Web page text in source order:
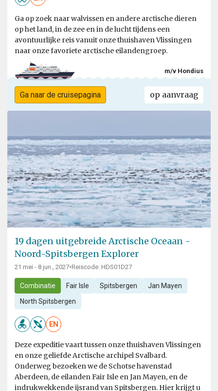
Ga op zoek naar walvissen en andere arctische dieren
op het land, in de zee en in de lucht tijdens een
avontuurlijke reis vanuit onze thuishaven Vlissingen
naar onze favoriete arctische eilandengroep.
m/v Hondius
Ga naar de cruisepagina op aanvraag
19 dagen uitgebreide Arctische Oceaan -
Noord-Spitsbergen Explorer
21 mei - 8 jun., 2027•Reiscode: HDS01D27
Combinatie Fair Isle Spitsbergen Jan Mayen
North Spitsbergen
EN
Deze expeditie vaart tussen onze thuishaven Vlissingen
en onze geliefde Arctische archipel Svalbard.
Onderweg bezoeken we de Schotse havenstad
Aberdeen, de eilanden Fair Isle en Jan Mayen, en de
indrukwekkende ijsrand van Spitsbergen. Hier krijgt u